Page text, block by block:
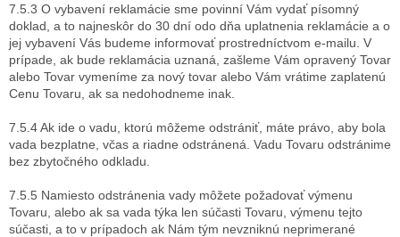
7.5.3 O vybavení reklamácie sme povinní Vám vydať písomný
doklad, a to najneskôr do 30 dní odo dňa uplatnenia reklamácie a o
jej vybavení Vás budeme informovať prostredníctvom e-mailu. V
prípade, ak bude reklamácia uznaná, zašleme Vám opravený Tovar
alebo Tovar vymeníme za nový tovar alebo Vám vrátime zaplatenú
Cenu Tovaru, ak sa nedohodneme inak.
7.5.4 Ak ide o vadu, ktorú môžeme odstrániť, máte právo, aby bola
vada bezplatne, včas a riadne odstránená. Vadu Tovaru odstránime
bez zbytočného odkladu.
7.5.5 Namiesto odstránenia vady môžete požadovať výmenu
Tovaru, alebo ak sa vada týka len súčasti Tovaru, výmenu tejto
súčasti, a to v prípadoch ak Nám tým nevzniknú neprimerané